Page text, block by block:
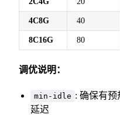
4C8G 40
8C16G 80
调优说明：
min-idle : 确保有
延迟